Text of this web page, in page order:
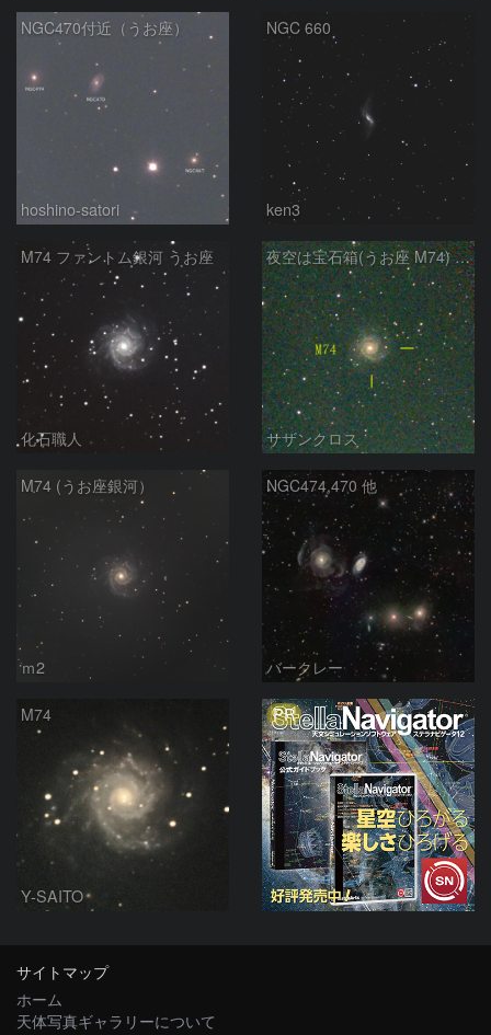
NGC470付近（うお座）
hoshino-satori
NGC 660
ken3
M74 ファントム銀河 うお座
化石職人
夜空は宝石箱(うお座 M74) Seestar50
サザンクロス
M74 (うお座銀河）
ｍ2
NGC474,470 他
バークレー
M74
Y-SAITO
PR
サイトマップ
ホーム
天体写真ギャラリーについて